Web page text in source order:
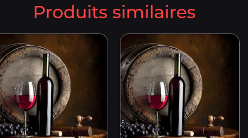
Produits similaires